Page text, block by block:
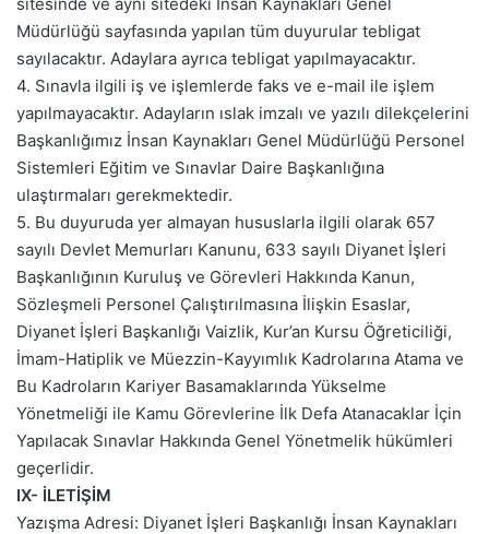
Müdürlüğü sayfasında yapılan tüm duyurular tebligat
sayılacaktır. Adaylara ayrıca tebligat yapılmayacaktır.
4. Sınavla ilgili iş ve işlemlerde faks ve e-mail ile işlem
yapılmayacaktır. Adayların ıslak imzalı ve yazılı dilekçelerini
Başkanlığımız İnsan Kaynakları Genel Müdürlüğü Personel
Sistemleri Eğitim ve Sınavlar Daire Başkanlığına
ulaştırmaları gerekmektedir.
5. Bu duyuruda yer almayan hususlarla ilgili olarak 657
sayılı Devlet Memurları Kanunu, 633 sayılı Diyanet İşleri
Başkanlığının Kuruluş ve Görevleri Hakkında Kanun,
Sözleşmeli Personel Çalıştırılmasına İlişkin Esaslar,
Diyanet İşleri Başkanlığı Vaizlik, Kur’an Kursu Öğreticiliği,
İmam-Hatiplik ve Müezzin-Kayyımlık Kadrolarına Atama ve
Bu Kadroların Kariyer Basamaklarında Yükselme
Yönetmeliği ile Kamu Görevlerine İlk Defa Atanacaklar İçin
Yapılacak Sınavlar Hakkında Genel Yönetmelik hükümleri
geçerlidir.
IX- İLETİŞİM
Yazışma Adresi: Diyanet İşleri Başkanlığı İnsan Kaynakları